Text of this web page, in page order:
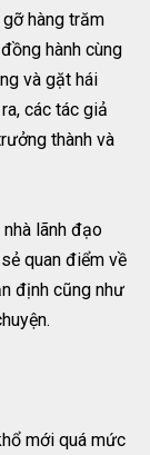
hàng trăm
hành cùng
và gặt hái
các tác giả
thành và
lãnh đạo
quan điểm về
định cũng như
mới quá mức